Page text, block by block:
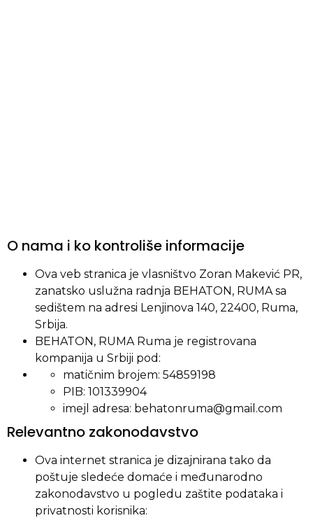
O nama i ko kontroliše informacije
Ova veb stranica je vlasništvo Zoran Makević PR,
zanatsko uslužna radnja BEHATON, RUMA sa
sedištem na adresi Lenjinova 140, 22400, Ruma,
Srbija.
BEHATON, RUMA Ruma je registrovana
kompanija u Srbiji pod:
matičnim brojem: 54859198
PIB: 101339904
imejl adresa: behatonruma@gmail.com
Relevantno zakonodavstvo
Ova internet stranica je dizajnirana tako da
poštuje sledeće domaće i međunarodno
zakonodavstvo u pogledu zaštite podataka i
privatnosti korisnika: